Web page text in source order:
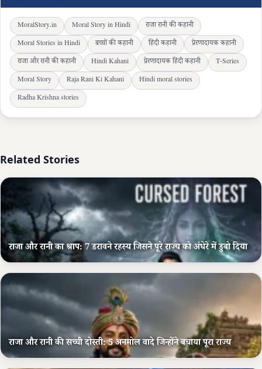
MoralStory.in Moral Story in Hindi
राजा रानी की कहानी
Moral Stories in Hindi
बच्चों की कहानी हिंदी कहानी
प्रेरणादायक कहानी
राजा और रानी की कहानी
Hindi Kahani प्रेरणादायक हिंदी कहानी
T-Series
Moral Story
Raja Rani Ki Kahani
Hindi moral stories
Radha Krishna stories
Related Stories
राजा और रानी का श्राप: 7 डरावने रहस्य जिसने पूरे राज्य को अंधेरे में डुबो दिया
राजा और रानी की सच्ची दोस्ती: 5 अनमोल वादे जिन्होंने बचाया पूरा राज्य